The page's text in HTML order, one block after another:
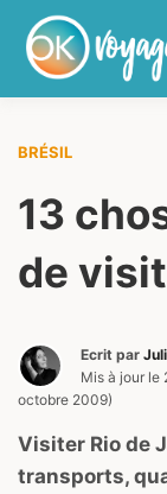
BRÉSIL
13
de
Ecrit par
Mis à jour le
octobre 2009)
Visiter Rio de
transports,